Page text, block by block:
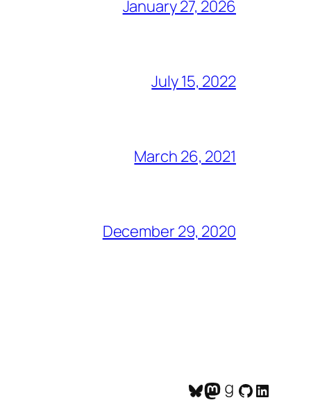
January 27, 2026
July 15, 2022
March 26, 2021
December 29, 2020
Bluesky
Mastodon
Goodreads
GitHub